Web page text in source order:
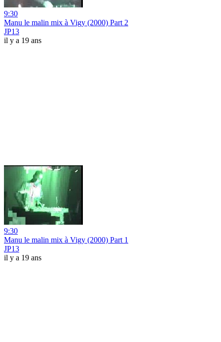
9:30
Manu le malin mix à Vigy (2000) Part 2
JP13
il y a 19 ans
9:30
Manu le malin mix à Vigy (2000) Part 1
JP13
il y a 19 ans